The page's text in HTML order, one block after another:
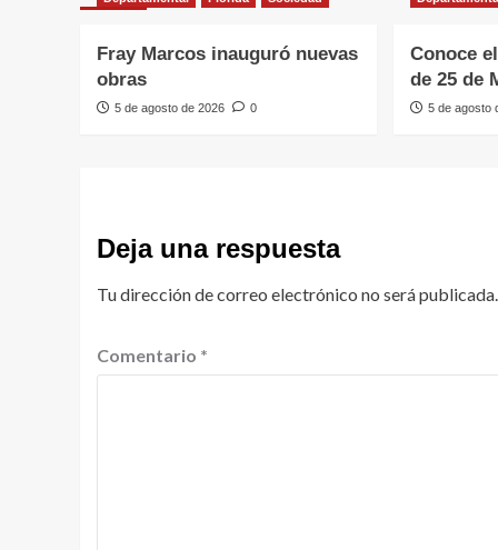
Fray Marcos inauguró nuevas
obras
5 de agosto de 2026 0
Conoce
de 25 de
5 de agosto
Deja una respuesta
Tu dirección de correo electrónico no será publicada.
Comentario *